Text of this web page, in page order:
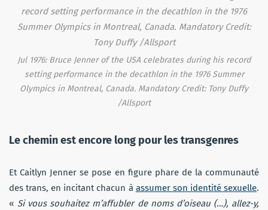
Jul 1976: Bruce Jenner of the USA celebrates during his record
setting performance in the decathlon in the 1976 Summer
Olympics in Montreal, Canada. Mandatory Credit: Tony Duffy
/Allsport
Le chemin est encore long pour les transgenres
Et Caitlyn Jenner se pose en figure phare de la communauté
des trans, en incitant chacun à assumer son identité sexuelle.
« Si vous souhaitez m’affubler de noms d’oiseau (…), allez-y,